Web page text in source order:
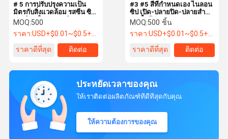
# 5 การปรับปรุงความเป็น
มิตรกับสิ่งแวดล้อม รสซีน ซิป
เปอร์กันน้ํา ซิปเปอร์ยาว
MOQ:500
ราคา:USD+$0.01~$0.5+PC
ราคาดีที่สุด
ติดต่อ
#3 #5 สีที่กําหนดเอง ไนลอน
ซิป เปิด-ปลายปิด-ปลายสําห
รับเสื้อผ้า
MOQ:500 ชิ้น
ราคา:USD+$0.01~$0.5+PC
ราคาดีที่สุด
ติดต่อ
ประหยัดเวลาของคุณ
ให้เราติดต่อผลิตภัณฑ์ที่ดีที่สุดกับคุณ
ให้ความต้องการของคุณ